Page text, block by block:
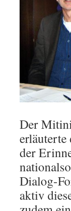
Der
erläuterte
der
Dialog-
aktiv